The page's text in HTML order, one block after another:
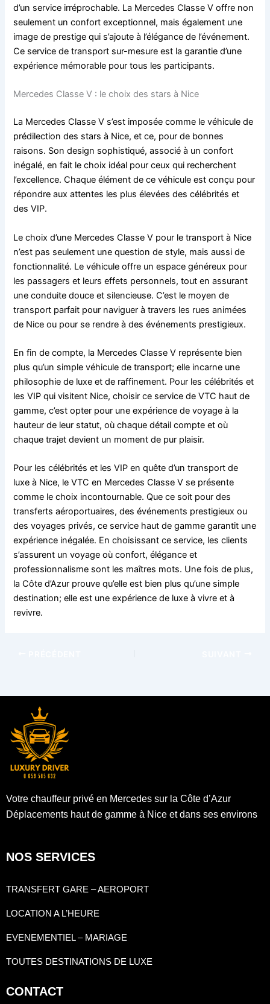
d’un service irréprochable. La Mercedes Classe V offre non
seulement un confort exceptionnel, mais également une
image de prestige qui s’ajoute à l’élégance de l’événement.
Ce service de transport sur-mesure est la garantie d’une
expérience mémorable pour tous les participants.
Mercedes Classe V : le choix des stars à Nice
La Mercedes Classe V s’est imposée comme le véhicule de
prédilection des stars à Nice, et ce, pour de bonnes
raisons. Son design sophistiqué, associé à un confort
inégalé, en fait le choix idéal pour ceux qui recherchent
l’excellence. Chaque élément de ce véhicule est conçu pour
répondre aux attentes les plus élevées des célébrités et
des VIP.
Le choix d’une Mercedes Classe V pour le transport à Nice
n’est pas seulement une question de style, mais aussi de
fonctionnalité. Le véhicule offre un espace généreux pour
les passagers et leurs effets personnels, tout en assurant
une conduite douce et silencieuse. C’est le moyen de
transport parfait pour naviguer à travers les rues animées
de Nice ou pour se rendre à des événements prestigieux.
En fin de compte, la Mercedes Classe V représente bien
plus qu’un simple véhicule de transport; elle incarne une
philosophie de luxe et de raffinement. Pour les célébrités et
les VIP qui visitent Nice, choisir ce service de VTC haut de
gamme, c’est opter pour une expérience de voyage à la
hauteur de leur statut, où chaque détail compte et où
chaque trajet devient un moment de pur plaisir.
Pour les célébrités et les VIP en quête d’un transport de
luxe à Nice, le VTC en Mercedes Classe V se présente
comme le choix incontournable. Que ce soit pour des
transferts aéroportuaires, des événements prestigieux ou
des voyages privés, ce service haut de gamme garantit une
expérience inégalée. En choisissant ce service, les clients
s’assurent un voyage où confort, élégance et
professionnalisme sont les maîtres mots. Une fois de plus,
la Côte d’Azur prouve qu’elle est bien plus qu’une simple
destination; elle est une expérience de luxe à vivre et à
revivre.
Votre chauffeur privé en Mercedes sur la Côte d’Azur
Déplacements haut de gamme à Nice et dans ses environs
NOS SERVICES
TRANSFERT GARE – AEROPORT
LOCATION A L’HEURE
EVENEMENTIEL – MARIAGE
TOUTES DESTINATIONS DE LUXE
CONTACT